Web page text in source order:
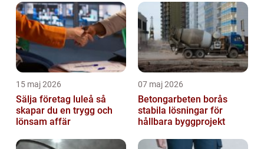
15 maj 2026
Sälja företag luleå så
skapar du en trygg och
lönsam affär
07 maj 2026
Betongarbeten borås
stabila lösningar för
hållbara byggprojekt